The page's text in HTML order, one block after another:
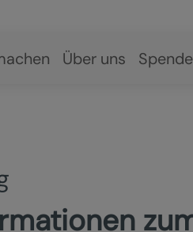
Über uns